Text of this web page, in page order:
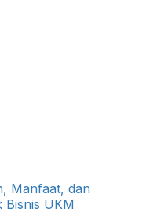
Manfaat, dan
UKM